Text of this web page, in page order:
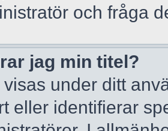
och fråga
jag min titel?
visas under ditt
eller identifierar